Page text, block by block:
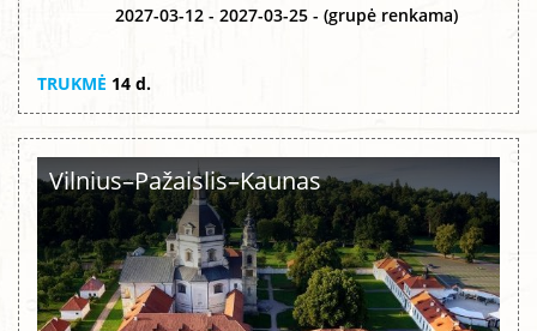
2027-03-12 - 2027-03-25 - (grupė renkama)
TRUKMĖ 14 d.
Vilnius–Pažaislis–Kaunas